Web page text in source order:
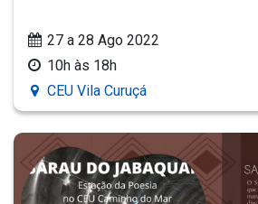
27 a 28 Ago 2022
10h às 18h
CEU Vila Curuçá